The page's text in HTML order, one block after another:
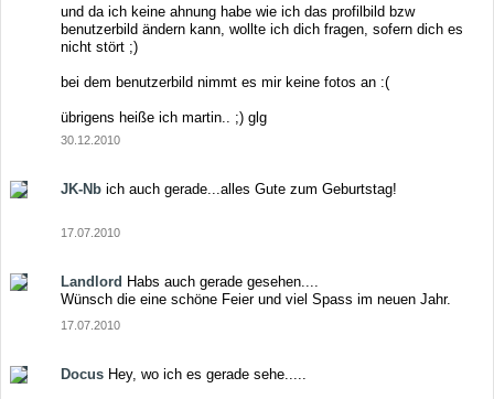
und da ich keine ahnung habe wie ich das profilbild bzw
benutzerbild ändern kann, wollte ich dich fragen, sofern dich es
nicht stört ;)
bei dem benutzerbild nimmt es mir keine fotos an :(
übrigens heiße ich martin.. ;) glg
30.12.2010
JK-Nb ich auch gerade...alles Gute zum Geburtstag!
17.07.2010
Landlord Habs auch gerade gesehen....
Wünsch die eine schöne Feier und viel Spass im neuen Jahr.
17.07.2010
Docus Hey, wo ich es gerade sehe.....